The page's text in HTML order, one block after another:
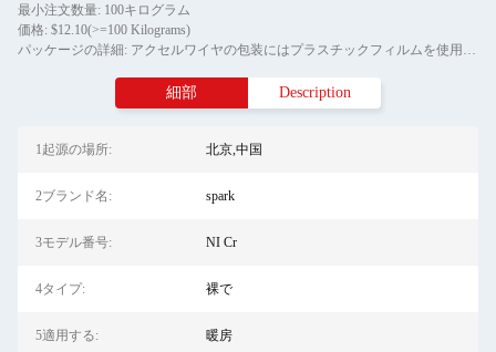
最小注文数量: 100キログラム
価格: $12.10(>=100 Kilograms)
パッケージの詳細: アクセルワイヤの包装にはプラスチックフィルムを使用し,シャフトワイヤの外包装には木製パレットを使用します.コイルは閉ざされた木製ケースに詰められています.
細部 Description
1起源の場所: 北京,中国
2ブランド名: spark
3モデル番号: NI Cr
4タイプ: 裸で
5適用する: 暖房